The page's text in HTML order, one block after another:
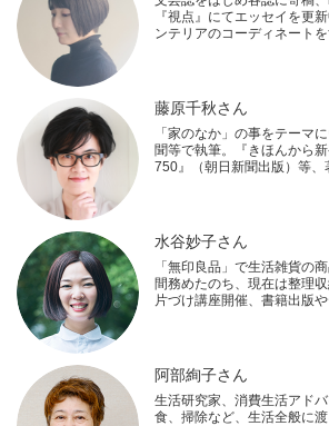
『視点』にてエッセイを更
ンテリアのコーディネートを
藤原千秋さん
「家のなか」の事をテーマ
聞等で執筆。『きほんから
750』（朝日新聞出版）等、
水谷妙子さん
「無印良品」で生活雑貨の
間務めたのち、現在は整理
片づけ講座開催、書籍出版
阿部絢子さん
生活研究家、消費生活アド
食、掃除など、生活全般に